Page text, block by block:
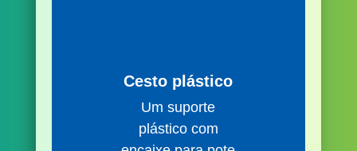
Cesto plástico
Um suporte
plástico com